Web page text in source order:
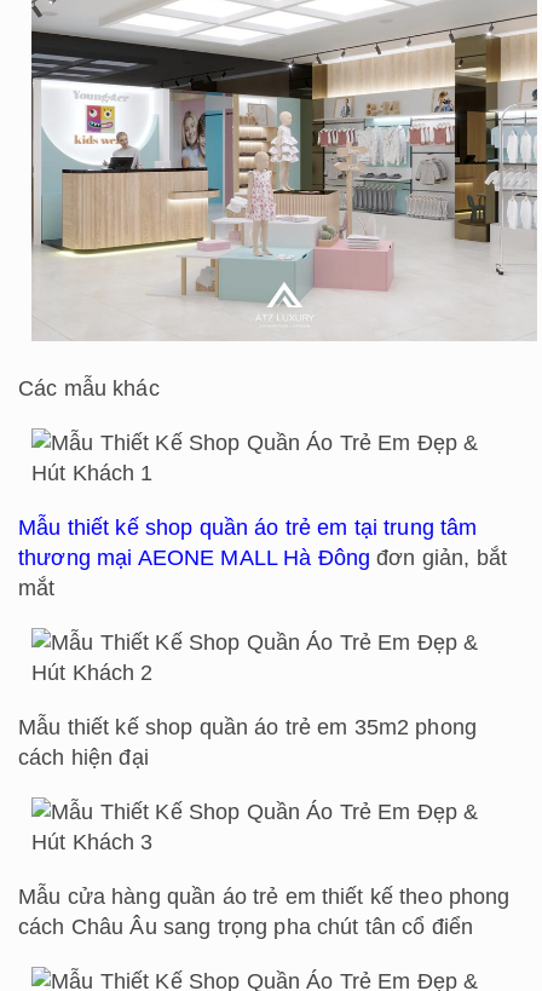
Các mẫu khác
Mẫu thiết kế shop quần áo trẻ em tại trung tâm
thương mại AEONE MALL Hà Đông đơn giản, bắt
mắt
Mẫu thiết kế shop quần áo trẻ em 35m2 phong
cách hiện đại
Mẫu cửa hàng quần áo trẻ em thiết kế theo phong
cách Châu Âu sang trọng pha chút tân cổ điển